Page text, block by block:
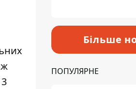
Більше
ПОПУЛЯРНЕ